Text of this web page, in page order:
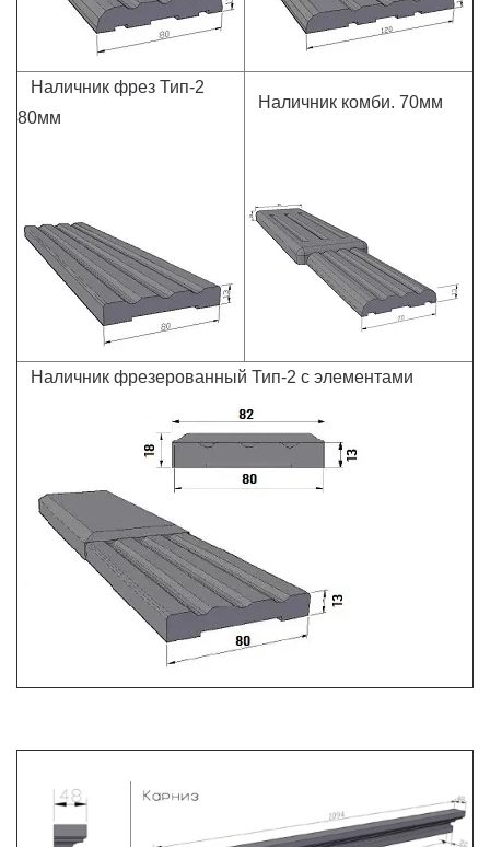
Наличник фрез Тип-2
80мм
Наличник комби. 70мм
Наличник фрезерованный Тип-2 с элементами